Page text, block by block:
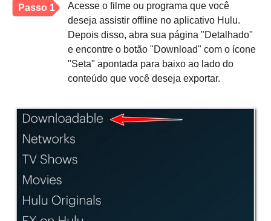
Passo 1
Acesse o filme ou programa que você
deseja assistir offline no aplicativo Hulu.
Depois disso, abra sua página "Detalhado"
e encontre o botão "Download" com o ícone
"Seta" apontada para baixo ao lado do
conteúdo que você deseja exportar.